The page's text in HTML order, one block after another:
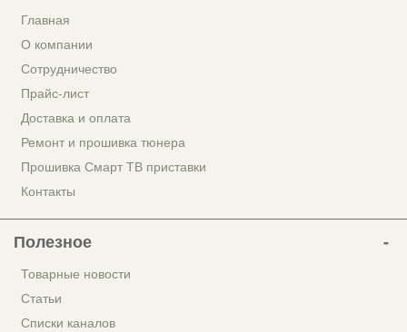
Главная
О компании
Сотрудничество
Прайс-лист
Доставка и оплата
Ремонт и прошивка тюнера
Прошивка Смарт ТВ приставки
Контакты
Полезное
Товарные новости
Статьи
Списки каналов